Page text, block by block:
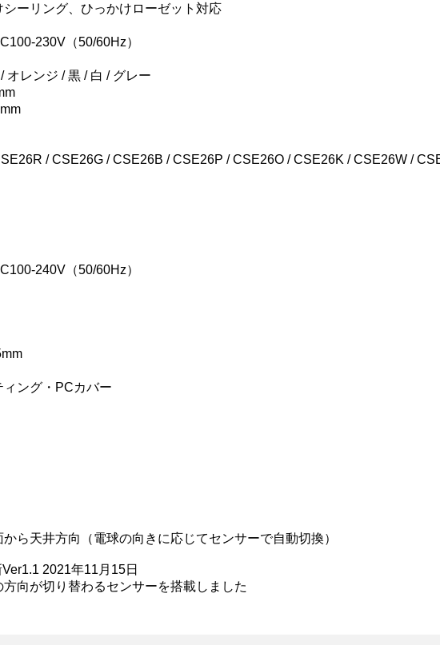
ーリング、ひっかけローゼット対応
230V（50/60Hz）
オレンジ / 黒 / 白 / グレー
/ CSE26G / CSE26B / CSE26P / CSE26O / CSE26K / CSE26W /
240V（50/60Hz）
ング・PCカバー
ら天井方向（電球の向きに応じてセンサーで自動切換）
2021年11月15日
向が切り替わるセンサーを搭載しました